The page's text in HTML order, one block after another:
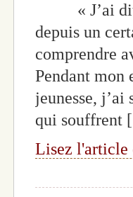
« J’ai dit
depuis un
comprendre
Pendant mon
jeunesse,
qui souffrent
Lisez l'article